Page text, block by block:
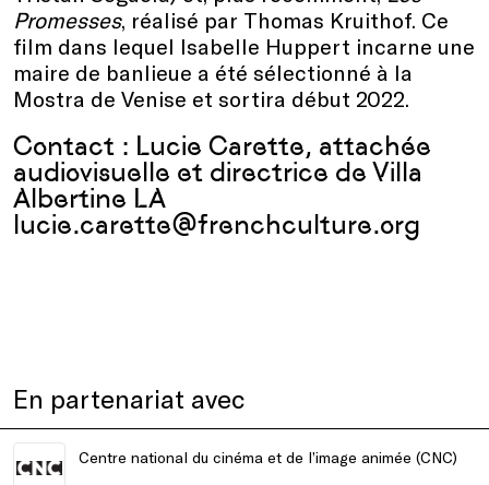
Promesses, réalisé par Thomas Kruithof. Ce
film dans lequel Isabelle Huppert incarne une
maire de banlieue a été sélectionné à la
Mostra de Venise et sortira début 2022.
Contact : Lucie Carette, attachée
audiovisuelle et directrice de Villa
Albertine LA
lucie.carette@frenchculture.org
En partenariat avec
Centre national du cinéma et de l’image animée (CNC)